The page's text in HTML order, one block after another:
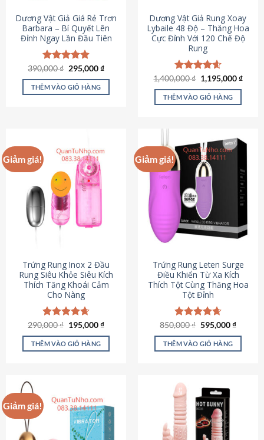
Dương Vật Giả Giá Rẻ Trơn
Barbara – Bí Quyết Lên
Đỉnh Ngay Lần Đầu Tiên
Được xếp
hạng4.90
5 sao
390,000₫ Giá
là:
390,000 ₫.
295,000₫Giá
tại
THÊM VÀO GIỎ HÀNG
Dương Vật Giả Rung Xoay
Lybaile 48 Độ – Thăng Hoa
Cực Đỉnh Với 120 Chế Độ
Rung
Được xếp
hạng4.62
5 sao
1,400,000₫ Giá
gốc
là:
1,400,000 ₫.
1,195,000₫Giá
THÊM VÀO GIỎ HÀNG
Giảm giá!
Trứng Rung Inox 2 Đầu
Rung Siêu Khỏe Siêu Kích
Thích Tăng Khoái Cảm
Cho Nàng
Được xếp
hạng4.64
5 sao
290,000₫ Giá
là:
290,000 ₫.
195,000₫Giá
tại
THÊM VÀO GIỎ HÀNG
Giảm giá!
Trứng Rung Leten Surge
Điều Khiển Từ Xa Kích
Thích Tột Cùng Thăng Hoa
Tột Đỉnh
Được xếp
hạng4.69
5 sao
850,000₫ Giá
là:
850,000 ₫.
595,000₫Giá
tại
THÊM VÀO GIỎ HÀNG
Giảm giá!